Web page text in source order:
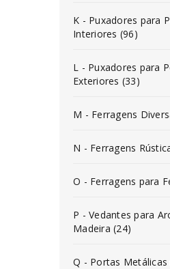
K - Puxadores para
Interiores (96)
L - Puxadores para
Exteriores (33)
M - Ferragens
N - Ferragens
O - Ferragens para
P - Vedantes para
Madeira (24)
Q - Portas Metálicas